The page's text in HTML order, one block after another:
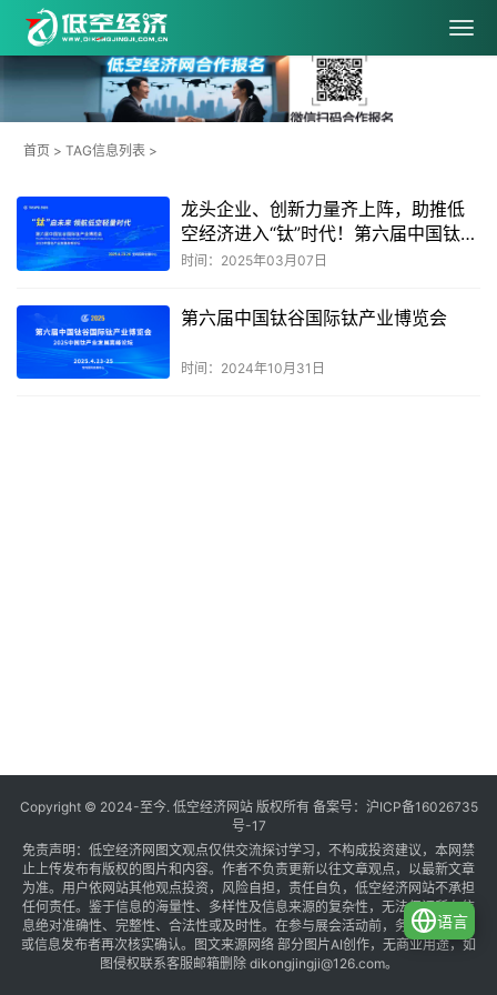
首页 > TAG信息列表 >
龙头企业、创新力量齐上阵，助推低
空经济进入“钛”时代！第六届中国钛谷
国际钛产业博览会将于下月在宝鸡举
时间：2025年03月07日
第六届中国钛谷国际钛产业博览会
时间：2024年10月31日
Copyright © 2024-至今. 低空经济网站 版权所有 备案号： 沪ICP备16026735
号-17
免责声明：低空经济网图文观点仅供交流探讨学习，不构成投资建议，本网禁
止上传发布有版权的图片和内容。作者不负责更新以往文章观点，以最新文章
为准。用户依网站其他观点投资，风险自担，责任自负，低空经济网站不承担
任何责任。鉴于信息的海量性、多样性及信息来源的复杂性，无法保证所有信
息绝对准确性、完整性、合法性或及时性。在参与展会活动前，务必与组织方
或信息发布者再次核实确认。图文来源网络 部分图片AI创作，无商业用途，如
图侵权联系客服邮箱删除 dikongjingji@126.com。
语言